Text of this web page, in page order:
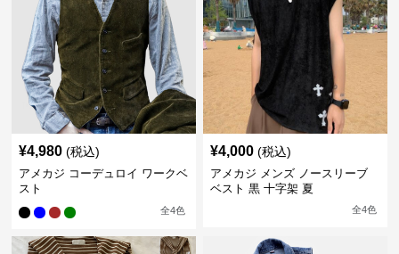
¥4,980 (税込)
アメカジ コーデュロイ ワークベ
スト
全4色
¥4,000 (税込)
アメカジ メンズ ノースリーブ
ベスト 黒 十字架 夏
全4色